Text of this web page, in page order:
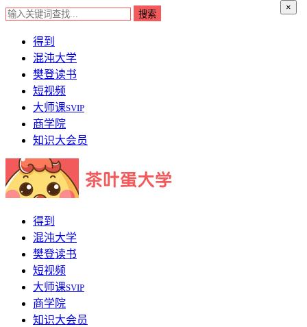
×
得到
混沌大学
樊登读书
短视频
大师课SVIP
商学院
知识大会员
得到
混沌大学
樊登读书
短视频
大师课SVIP
商学院
知识大会员